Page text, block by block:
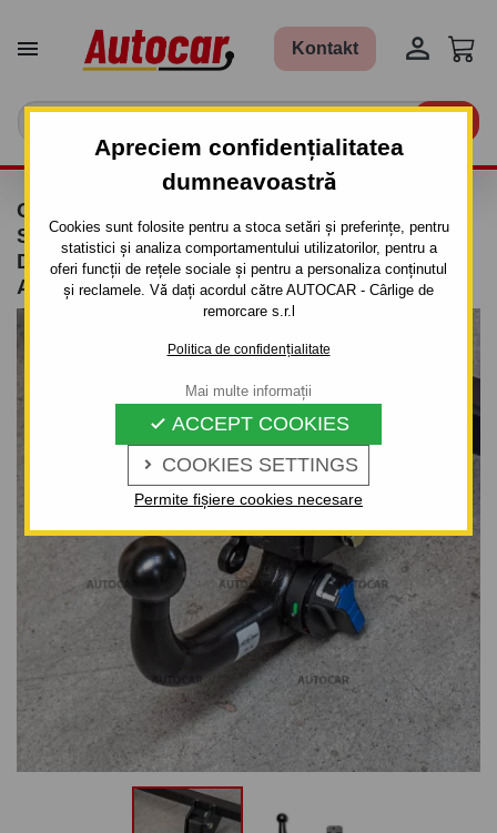
Apreciem confidențialitatea
dumneavoastră
Cookies sunt folosite pentru a stoca setări și preferințe, pentru
statistici și analiza comportamentului utilizatorilor, pentru a
oferi funcții de rețele sociale și pentru a personaliza conținutul
și reclamele. Vă dați acordul către AUTOCAR - Cârlige de
remorcare s.r.l
Politica de confidențialitate
 COOKIES SETTINGS
 ACCEPT COOKIES
Permite fișiere cookies necesare
Mai multe informații
 Kontakt 
CÂRLIG DE REMORCARE PENTRU DACIA
SANDERO STEPWAY - 5 UŞI. - SISTEM
DEMONTABIL VERTICAL CU CHEIE
ANTIFURT- DIN 2009-2013